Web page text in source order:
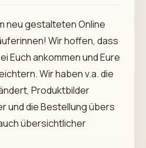
neu gestalteten Online
Wir hoffen, dass
Euch ankommen und Eure
Wir haben v.a. die
Produktbilder
und die Bestellung übers
übersichtlicher